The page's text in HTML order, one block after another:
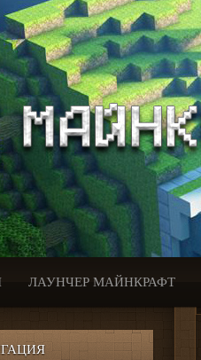
ЛАУНЧЕР МАЙНКРАФТ